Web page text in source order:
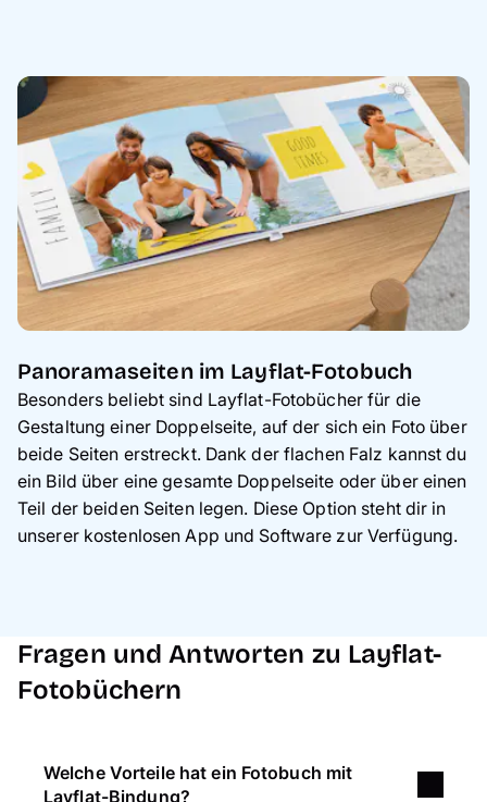
Panoramaseiten im Layflat-Fotobuch
Besonders beliebt sind Layflat-Fotobücher für die
Gestaltung einer Doppelseite, auf der sich ein Foto über
beide Seiten erstreckt. Dank der flachen Falz kannst du
ein Bild über eine gesamte Doppelseite oder über einen
Teil der beiden Seiten legen. Diese Option steht dir in
unserer kostenlosen App und Software zur Verfügung.
Fragen und Antworten zu Layflat-
Fotobüchern
Welche Vorteile hat ein Fotobuch mit
Layflat-Bindung?